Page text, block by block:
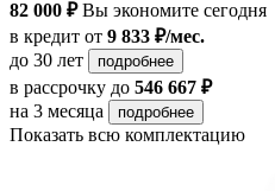
82 000 ₽Вы экономите сегодня
в кредит от 9 833 ₽/мес.
до 30 лет
подробнее
в рассрочку до 546 667 ₽
на 3 месяца
подробнее
Показать всю комплектацию